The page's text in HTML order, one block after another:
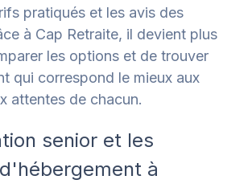
pratiqués et les avis des
à Cap Retraite, il devient plus
les options et de trouver
qui correspond le mieux aux
attentes de chacun.
senior et les
à